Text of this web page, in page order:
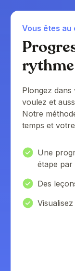
Vous êtes au
rythme
Plongez
voulez et
Notre
temps et
Une
étape par
Des